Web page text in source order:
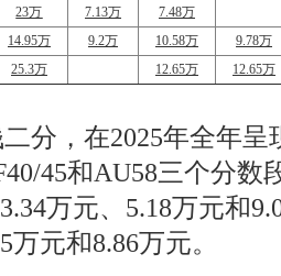
23万 7.13万
7.48万
14.95万 9.2万 10.58万
9.78万
25.3万 12.65万 12.65万
分，在2025年全年
45和AU58三个分数
万元、5.18万元和
元和8.86万元。